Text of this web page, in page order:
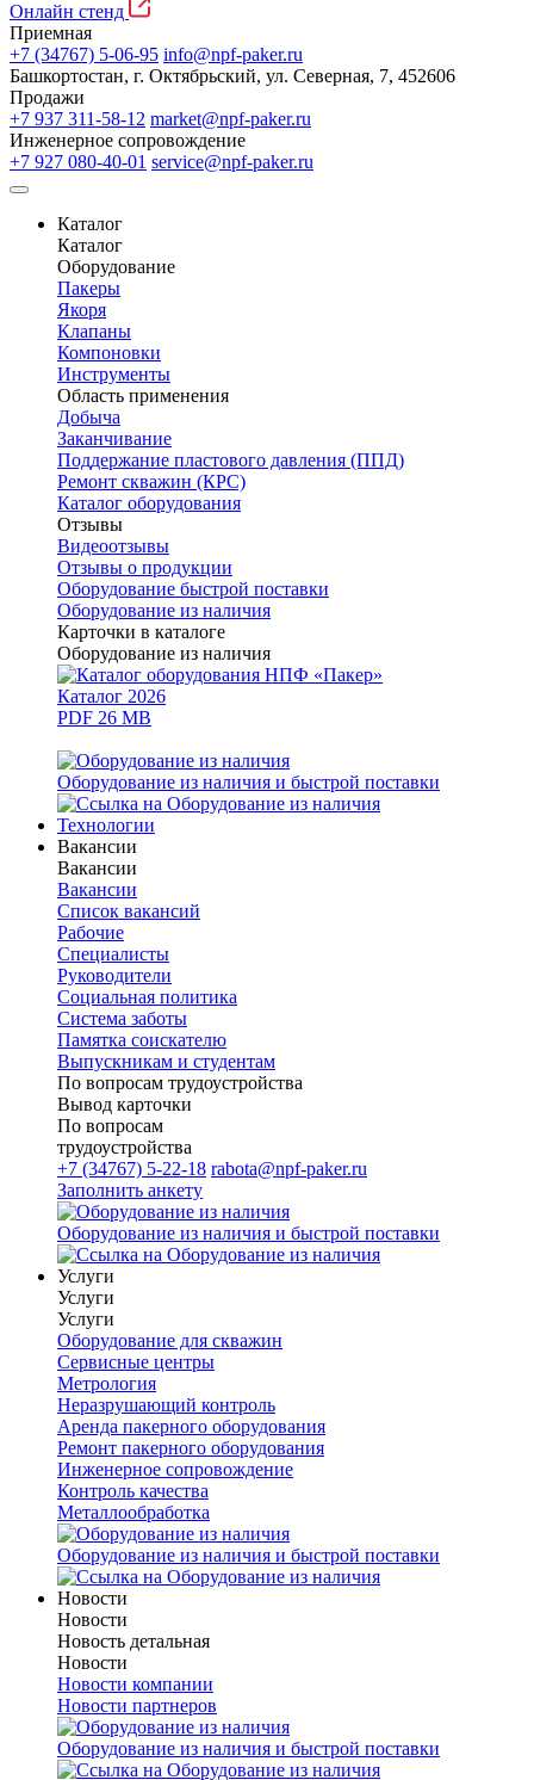
Онлайн стенд
Приемная
+7 (34767) 5-06-95 info@npf-paker.ru
Башкортостан, г. Октябрьский, ул. Северная, 7, 452606
Продажи
+7 937 311-58-12 market@npf-paker.ru
Инженерное сопровождение
+7 927 080-40-01 service@npf-paker.ru
Каталог
Каталог
Оборудование
Пакеры
Якоря
Клапаны
Компоновки
Инструменты
Область применения
Добыча
Заканчивание
Поддержание пластового давления (ППД)
Ремонт скважин (КРС)
Каталог оборудования
Отзывы
Видеоотзывы
Отзывы о продукции
Оборудование быстрой поставки
Оборудование из наличия
Карточки в каталоге
Оборудование из наличия
Каталог 2026
PDF 26 MB
Оборудование из наличия и быстрой поставки
Технологии
Вакансии
Вакансии
Вакансии
Список вакансий
Рабочие
Специалисты
Руководители
Cоциальная политика
Система заботы
Памятка соискателю
Выпускникам и студентам
По вопросам трудоустройства
Вывод карточки
По вопросам
трудоустройства
+7 (34767) 5-22-18 rabota@npf-paker.ru
Заполнить анкету
Оборудование из наличия и быстрой поставки
Услуги
Услуги
Услуги
Оборудование для скважин
Сервисные центры
Метрология
Неразрушающий контроль
Аренда пакерного оборудования
Ремонт пакерного оборудования
Инженерное сопровождение
Контроль качества
Металлообработка
Оборудование из наличия и быстрой поставки
Новости
Новости
Новость детальная
Новости
Новости компании
Новости партнеров
Оборудование из наличия и быстрой поставки